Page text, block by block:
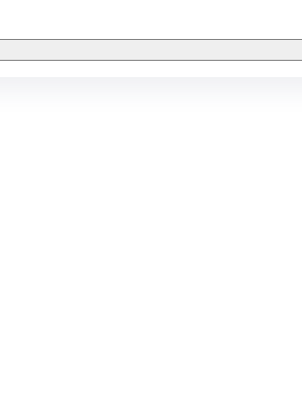
ЕЛЕКТРОННІ КНИГИ